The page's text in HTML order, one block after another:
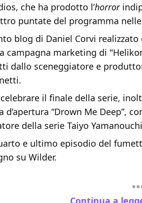
che ha prodotto l’horror
puntate del programma
blog di Daniel Corvi
campagna marketing di
dallo sceneggiatore e
il finale della serie,
d’apertura “Drown Me Deep”,
della serie Taiyo
e ultimo episodio del
su Wilder.
Continua a